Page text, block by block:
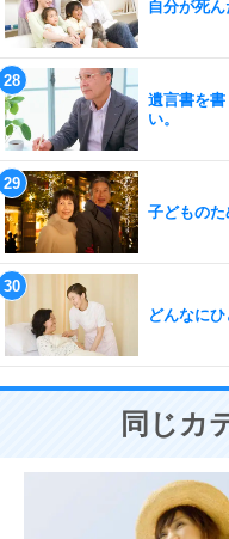
自分が死ん
遺言書を
い。
子どものた
どんなに
同じカ